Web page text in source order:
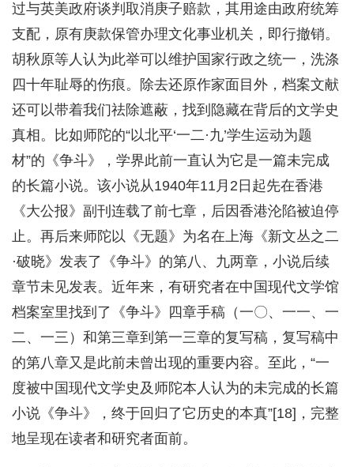
过与英美政府谈判取消庚子赔款，其用途由政府统筹
支配，原有庚款保管办理文化事业机关，即行撤销。
胡秋原等人认为此举可以维护国家行政之统一，洗涤
四十年耻辱的伤痕。除去还原作家面目外，档案文献
还可以带着我们祛除遮蔽，找到隐藏在背后的文学史
真相。比如师陀的“以北平‘一二·九’学生运动为题
材”的《争斗》，学界此前一直认为它是一篇未完成
的长篇小说。该小说从1940年11月2日起先在香港
《大公报》副刊连载了前七章，后因香港沦陷被迫停
止。再后来师陀以《无题》为名在上海《新文丛之二
·破晓》发表了《争斗》的第八、九两章，小说后续
章节未见发表。近年来，有研究者在中国现代文学馆
档案室里找到了《争斗》四章手稿（一〇、一一、一
二、一三）和第三章到第一三章的复写稿，复写稿中
的第八章又是此前未曾出现的重要内容。至此，“一
度被中国现代文学史及师陀本人认为的未完成的长篇
小说《争斗》，终于回归了它历史的本真”[18]，完整
地呈现在读者和研究者面前。